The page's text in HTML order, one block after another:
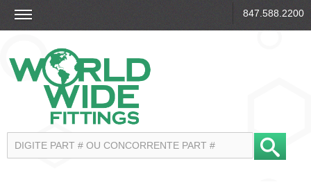
847.588.2200